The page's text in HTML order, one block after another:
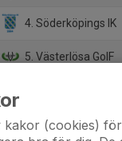
4. Söderköpings IK
5. Västerlösa GoIF
7. Västra Husby IF
kakor (cookies)